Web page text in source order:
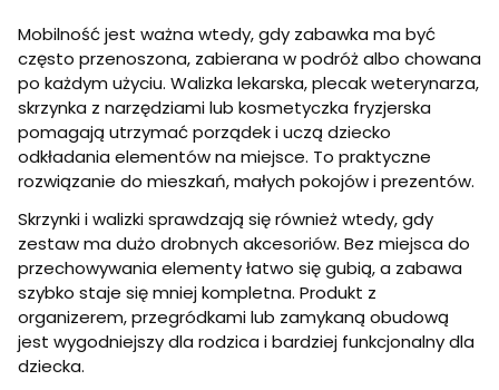
Mobilność jest ważna wtedy, gdy zabawka ma być
często przenoszona, zabierana w podróż albo chowana
po każdym użyciu. Walizka lekarska, plecak weterynarza,
skrzynka z narzędziami lub kosmetyczka fryzjerska
pomagają utrzymać porządek i uczą dziecko
odkładania elementów na miejsce. To praktyczne
rozwiązanie do mieszkań, małych pokojów i prezentów.
Skrzynki i walizki sprawdzają się również wtedy, gdy
zestaw ma dużo drobnych akcesoriów. Bez miejsca do
przechowywania elementy łatwo się gubią, a zabawa
szybko staje się mniej kompletna. Produkt z
organizerem, przegródkami lub zamykaną obudową
jest wygodniejszy dla rodzica i bardziej funkcjonalny dla
dziecka.